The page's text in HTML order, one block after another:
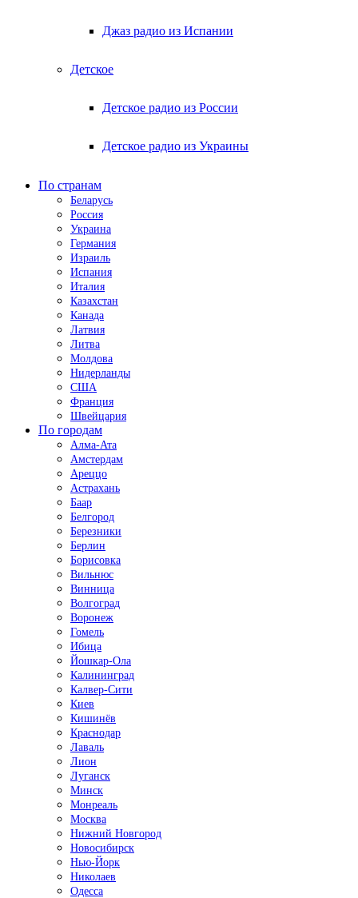
Джаз радио из Испании
Детское
Детское радио из России
Детское радио из Украины
По странам
Беларусь
Россия
Украина
Германия
Израиль
Испания
Италия
Казахстан
Канада
Латвия
Литва
Молдова
Нидерланды
США
Франция
Швейцария
По городам
Алма-Ата
Амстердам
Ареццо
Астрахань
Баар
Белгород
Березники
Берлин
Борисовка
Вильнюс
Винница
Волгоград
Воронеж
Гомель
Ибица
Йошкар-Ола
Калининград
Калвер-Сити
Киев
Кишинёв
Краснодар
Лаваль
Лион
Луганск
Минск
Монреаль
Москва
Нижний Новгород
Новосибирск
Нью-Йорк
Николаев
Одесса